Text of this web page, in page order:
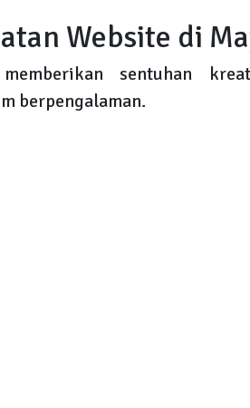
Website di
sentuhan
berpengalaman.